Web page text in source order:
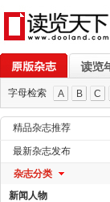
字母检索 A B C
精品杂志推荐
最新杂志发布
杂志分类
新闻人物